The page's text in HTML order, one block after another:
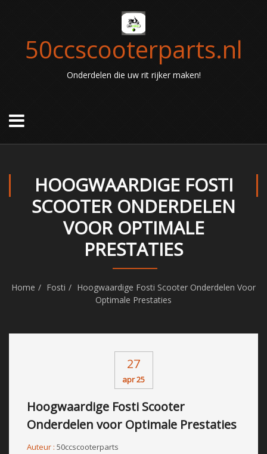
50ccscooterparts.nl
Onderdelen die uw rit rijker maken!
HOOGWAARDIGE FOSTI
SCOOTER ONDERDELEN
VOOR OPTIMALE
PRESTATIES
Home Fosti
Hoogwaardige Fosti Scooter Onderdelen Voor
Optimale Prestaties
27
apr 25
Hoogwaardige Fosti Scooter
Onderdelen voor Optimale Prestaties
Auteur : 50ccscooterparts